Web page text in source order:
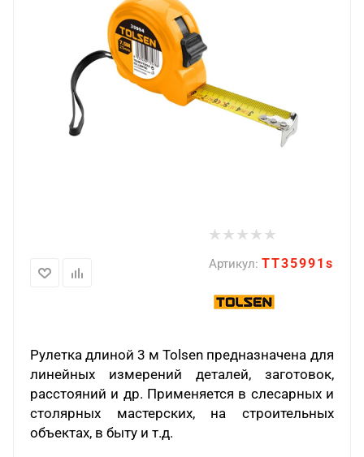
Артикул: TT35991s
Рулетка длиной 3 м Tolsen предназначена для
линейных измерений деталей, заготовок,
расстояний и др. Применяется в слесарных и
столярных мастерских, на строительных
объектах, в быту и т.д.